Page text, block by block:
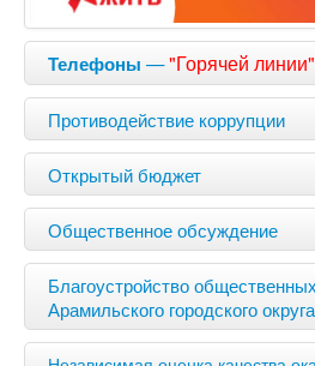
Телефоны —"Горячей линии"
Противодействие коррупции
Открытый бюджет
Общественное обсуждение
Благоустройство
Арамильского городского округа